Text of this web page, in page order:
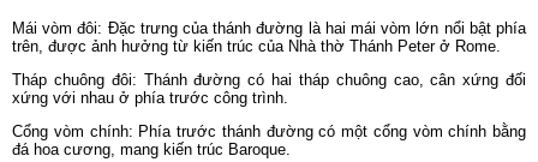
Mái vòm đôi: Đặc trưng của thánh đường là hai mái vòm lớn nổi bật phía
trên, được ảnh hưởng từ kiến trúc của Nhà thờ Thánh Peter ở Rome.
Tháp chuông đôi: Thánh đường có hai tháp chuông cao, cân xứng đối
xứng với nhau ở phía trước công trình.
Cổng vòm chính: Phía trước thánh đường có một cổng vòm chính bằng
đá hoa cương, mang kiến trúc Baroque.